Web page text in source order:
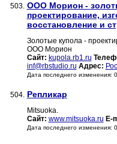
503. ООО Морион -
проектирование,
восстановление и
Золотые купола -
ООО Морион
Сайт: kupola.rb1.ru
inf@rbstudio.ru Адрес:
Дата последнего изменения:
504. Репликар
Mitsuoka.
Сайт: www.mitsuoka.ru E-
Дата последнего изменения: